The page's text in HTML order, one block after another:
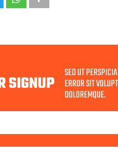
SIGNUP SED UT
ERROR SIT
DOLOREMQUE.